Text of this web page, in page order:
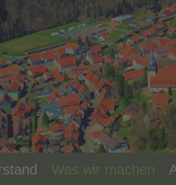
Was wir machen